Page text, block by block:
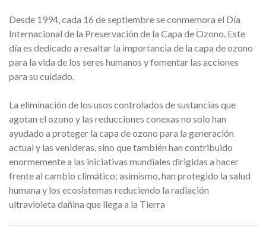
Desde 1994, cada 16 de septiembre se conmemora el Día
Internacional de la Preservación de la Capa de Ozono. Este
día es dedicado a resaltar la importancia de la capa de ozono
para la vida de los seres humanos y fomentar las acciones
para su cuidado.
La eliminación de los usos controlados de sustancias que
agotan el ozono y las reducciones conexas no solo han
ayudado a proteger la capa de ozono para la generación
actual y las venideras, sino que también han contribuido
enormemente a las iniciativas mundiales dirigidas a hacer
frente al cambio climático; asimismo, han protegido la salud
humana y los ecosistemas reduciendo la radiación
ultravioleta dañina que llega a la Tierra